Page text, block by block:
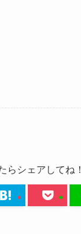
らシェアしてね！